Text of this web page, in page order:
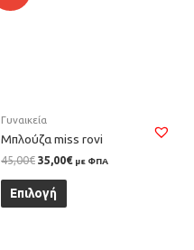
Γυναικεία
Μπλούζα miss rovi
45,00€ 35,00€ με ΦΠΑ
Επιλογή